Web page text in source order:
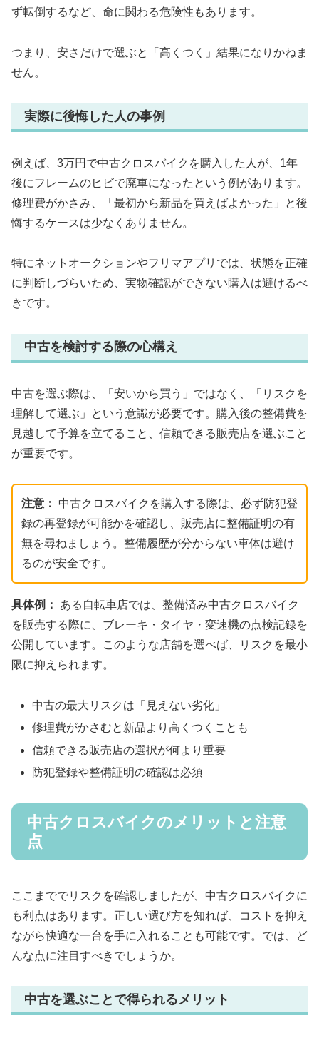
ず転倒するなど、命に関わる危険性もあります。
つまり、安さだけで選ぶと「高くつく」結果になりかねま
せん。
実際に後悔した人の事例
例えば、3万円で中古クロスバイクを購入した人が、1年
後にフレームのヒビで廃車になったという例があります。
修理費がかさみ、「最初から新品を買えばよかった」と後
悔するケースは少なくありません。
特にネットオークションやフリマアプリでは、状態を正確
に判断しづらいため、実物確認ができない購入は避けるべ
きです。
中古を検討する際の心構え
中古を選ぶ際は、「安いから買う」ではなく、「リスクを
理解して選ぶ」という意識が必要です。購入後の整備費を
見越して予算を立てること、信頼できる販売店を選ぶこと
が重要です。
注意：
中古クロスバイクを購入する際は、必ず防犯登
録の再登録が可能かを確認し、販売店に整備証明の有
無を尋ねましょう。整備履歴が分からない車体は避け
るのが安全です。
具体例：
ある自転車店では、整備済み中古クロスバイク
を販売する際に、ブレーキ・タイヤ・変速機の点検記録を
公開しています。このような店舗を選べば、リスクを最小
限に抑えられます。
中古の最大リスクは「見えない劣化」
修理費がかさむと新品より高くつくことも
信頼できる販売店の選択が何より重要
防犯登録や整備証明の確認は必須
中古クロスバイクのメリットと注意
点
ここまででリスクを確認しましたが、中古クロスバイクに
も利点はあります。正しい選び方を知れば、コストを抑え
ながら快適な一台を手に入れることも可能です。では、ど
んな点に注目すべきでしょうか。
中古を選ぶことで得られるメリット